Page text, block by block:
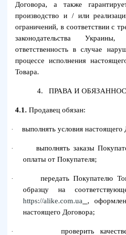
Договора, а также
производство и / или
ограничений, в соответствии с
законодательства
ответственность в случае
процессе исполнения
Товара.
4. ПРАВА И
4.1. Продавец обязан:
· выполнять условия настоящего
·
выполнять заказы
оплаты от Покупателя;
·
передать Покупателю
образцу на
https://alike.com.ua
,
настоящего Договора;
·
проверить